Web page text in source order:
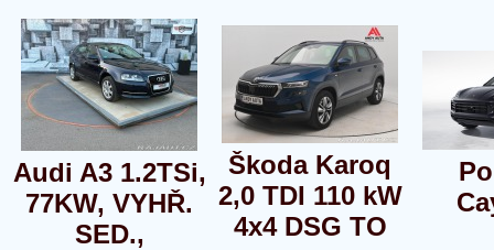
Audi A3 1.2TSi,
77KW, VYHŘ.
SED.,
Škoda Karoq
2,0 TDI 110 kW
4x4 DSG TO